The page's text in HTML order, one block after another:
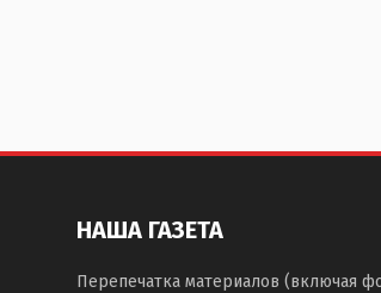
НАША ГАЗЕТА
Перепечатка материалов (включая